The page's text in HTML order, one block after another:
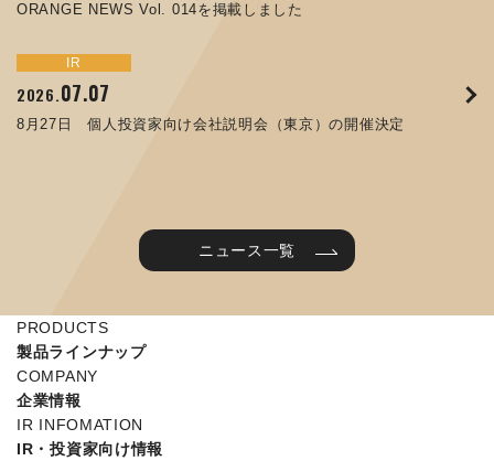
ORANGE NEWS Vol. 014を掲載しました
IR
2026.07.07
8月27日 個人投資家向け会社説明会（東京）の開催決定
コラムを更新しました：MEX金沢2025(第61回機械工業見本
お知らせ
2025.05.15
2025.07.31
ORANGE NEWS Vol. 010を掲載しました
2024.05.13
MEX金沢2024 学生向け会社説明コーナー予約のご案内 ※
終了しました
第65回定時株主総会のご報告を掲載しました
IR
2026.06.25
譲渡制限付株式報酬としての自己株式の処分に関するお知ら
令和７年度石川県ワークライフバランス企業知事表彰「優良
サステナビリティ
2025.12.04
ニュース一覧
PRODUCTS
製品ラインナップ
COMPANY
企業情報
IR INFOMATION
IR・投資家向け情報